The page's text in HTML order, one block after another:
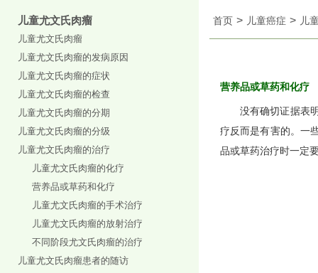
儿童尤文氏肉瘤
儿童尤文氏肉瘤
儿童尤文氏肉瘤的发病原因
儿童尤文氏肉瘤的症状
儿童尤文氏肉瘤的检查
儿童尤文氏肉瘤的分期
儿童尤文氏肉瘤的分级
儿童尤文氏肉瘤的治疗
儿童尤文氏肉瘤的化疗
营养品或草药和化疗
儿童尤文氏肉瘤的手术治疗
儿童尤文氏肉瘤的放射治疗
不同阶段尤文氏肉瘤的治疗
儿童尤文氏肉瘤患者的随访
首页 > 儿童癌症 > 儿
营养品或草药和化疗
没有确切证据表
疗反而是有害的。一
品或草药治疗时一定